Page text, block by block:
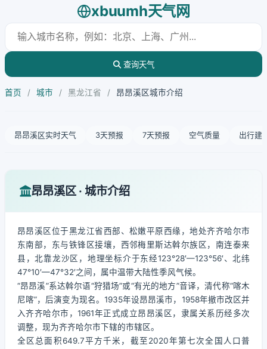
xbuumh天气网
查询天气
首页 / 城市 / 黑龙江省 / 昂昂溪区城市介绍
昂昂溪区实时天气 3天预报 7天预报 空气质量 出行建
昂昂溪区 · 城市介绍
昂昂溪区位于黑龙江省西部、松嫩平原西缘，地处齐齐哈尔市
东南部，东与铁锋区接壤，西邻梅里斯达斡尔族区，南连泰来
县，北靠龙沙区，地理坐标介于东经123°28′—123°56′、北纬
47°10′—47°32′之间，属中温带大陆性季风气候。
“昂昂溪”系达斡尔语“狩猎场”或“有光的地方”音译，清代称“喀木
尼喀”，后演变为现名。1935年设昂昂溪市，1958年撤市改区并
入齐齐哈尔市，1961年正式成立昂昂溪区，隶属关系历经多次
调整，现为齐齐哈尔市下辖的市辖区。
全区总面积649.7平方千米，截至2020年第七次全国人口普